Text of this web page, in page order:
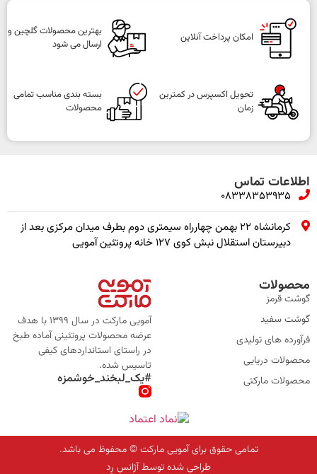
امکان پرداخت آنلاین
بهترین محصولات گلچین و
ارسال می شود
تحویل اکسپرس در کمترین
زمان
بسته بندی مناسب تمامی
محصولات
اطلاعات تماس
08338353935
کرمانشاه ۲۲ بهمن چهارراه سیمتری دوم بطرف میدان مرکزی بعد از
دبیرستان استقلال نبش کوی ۱۲۷ خانه پروتئین آمویی
محصولات
گوشت قرمز
گوشت سفید
فرآورده های تولیدی
محصولات دریایی
محصولات مارکتی
آمویی مارکت در سال 1399 با هدف
عرضه محصولات پروتئینی آماده طبخ
در راستای استانداردهای کیفی
تاسیس شده.
#یک_لبخند_خوشمزه
تمامی حقوق برای آمویی مارکت © محفوظ می باشد.
طراحی شده توسط آژانس رِد